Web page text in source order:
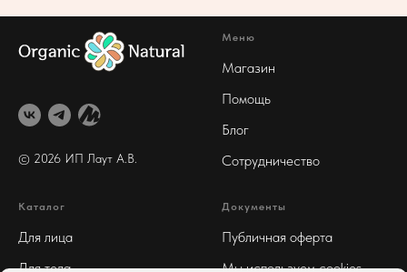
© 2026 ИП Лаут А.В.
Меню
Магазин
Помощь
Блог
Сотрудничество
Каталог
Для лица
Для тела
Документы
Публичная оферта
Мы используем cookies